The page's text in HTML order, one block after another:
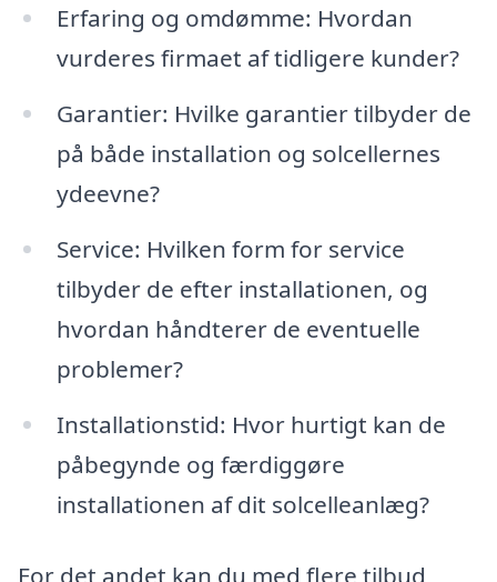
Erfaring og omdømme: Hvordan
vurderes firmaet af tidligere kunder?
Garantier: Hvilke garantier tilbyder de
på både installation og solcellernes
ydeevne?
Service: Hvilken form for service
tilbyder de efter installationen, og
hvordan håndterer de eventuelle
problemer?
Installationstid: Hvor hurtigt kan de
påbegynde og færdiggøre
installationen af dit solcelleanlæg?
For det andet kan du med flere tilbud